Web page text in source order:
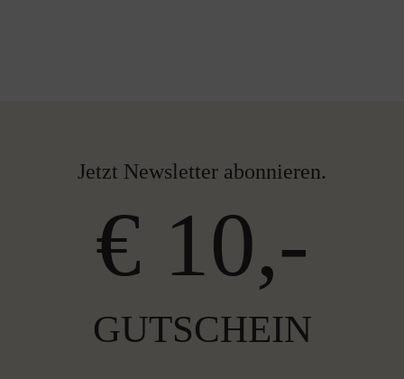
Jetzt Newsletter abonnieren.
€ 10,-
GUTSCHEIN